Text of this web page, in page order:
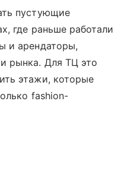
пустующие
где раньше работали
и арендаторы,
рынка. Для ТЦ это
этажи, которые
fashion-